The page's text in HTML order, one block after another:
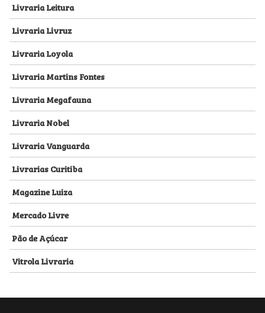
Livraria Leitura
Livraria Livruz
Livraria Loyola
Livraria Martins Fontes
Livraria Megafauna
Livraria Nobel
Livraria Vanguarda
Livrarias Curitiba
Magazine Luiza
Mercado Livre
Pão de Açúcar
Vitrola Livraria